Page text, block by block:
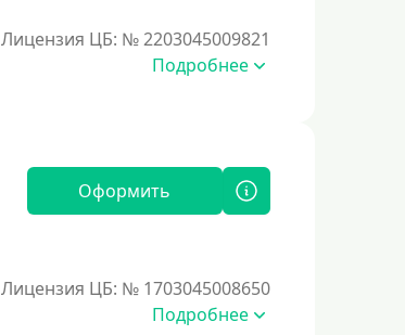
Лицензия ЦБ: № 2203045009821
Подробнее
Оформить
Лицензия ЦБ: № 1703045008650
Подробнее